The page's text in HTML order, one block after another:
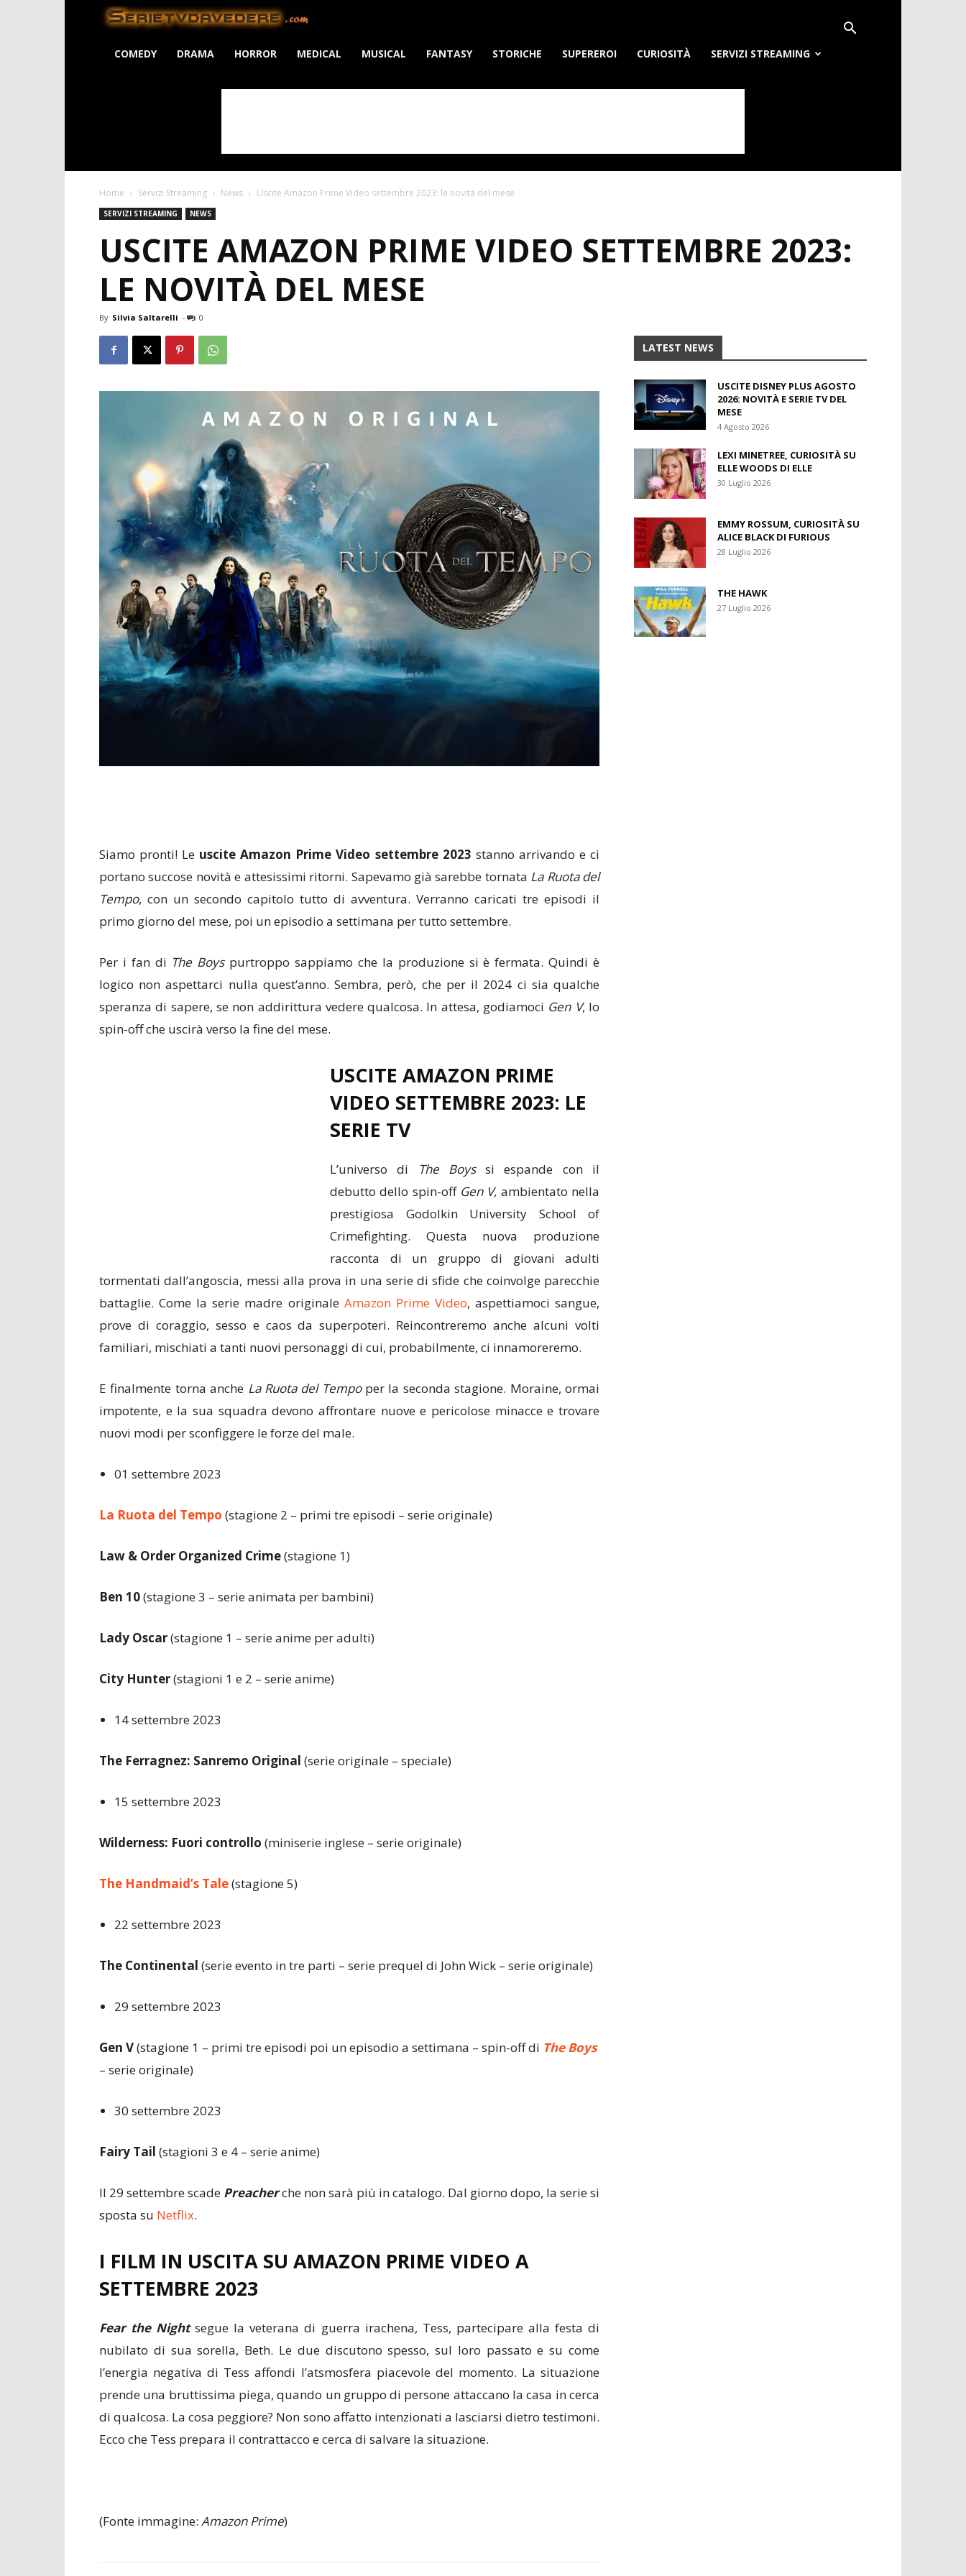
COMEDY DRAMA HORROR MEDICAL MUSICAL FANTASY STORICHE SUPEREROI CURIOSITÀ SERVIZI STREAMING
Home Servizi Streaming News Uscite Amazon Prime Video settembre 2023: le novità del mese
SERVIZI STREAMING NEWS
USCITE AMAZON PRIME VIDEO SETTEMBRE 2023:
LE NOVITÀ DEL MESE
By Silvia Saltarelli - 0
Siamo pronti! Le uscite Amazon Prime Video settembre 2023 stanno arrivando e ci
portano succose novità e attesissimi ritorni. Sapevamo già sarebbe tornata La Ruota del
Tempo, con un secondo capitolo tutto di avventura. Verranno caricati tre episodi il
primo giorno del mese, poi un episodio a settimana per tutto settembre.
Per i fan di The Boyspurtroppo sappiamo che la produzione si è fermata. Quindi è
logico non aspettarci nulla quest’anno. Sembra, però, che per il 2024 ci sia qualche
speranza di sapere, se non addirittura vedere qualcosa. In attesa, godiamoci Gen V, lo
spin-off che uscirà verso la fine del mese.
USCITE AMAZON PRIME
VIDEO SETTEMBRE 2023: LE
SERIE TV
L’universo di The Boyssi espande con il
debutto dello spin-off Gen V, ambientato nella
prestigiosa Godolkin University School of
Crimefighting. Questa nuova produzione
racconta di un gruppo di giovani adulti
tormentati dall’angoscia, messi alla prova in una serie di sfide che coinvolge parecchie
battaglie. Come la serie madre originale Amazon Prime Video, aspettiamoci sangue,
prove di coraggio, sesso e caos da superpoteri. Reincontreremo anche alcuni volti
familiari, mischiati a tanti nuovi personaggi di cui, probabilmente, ci innamoreremo.
E finalmente torna anche La Ruota del Tempoper la seconda stagione. Moraine, ormai
impotente, e la sua squadra devono affrontare nuove e pericolose minacce e trovare
nuovi modi per sconfiggere le forze del male.
01 settembre 2023
La Ruota del Tempo (stagione 2 – primi tre episodi – serie originale)
Law & Order Organized Crime(stagione 1)
Ben 10(stagione 3 – serie animata per bambini)
Lady Oscar(stagione 1 – serie anime per adulti)
City Hunter(stagioni 1 e 2 – serie anime)
14 settembre 2023
The Ferragnez: Sanremo Original (serie originale – speciale)
15 settembre 2023
Wilderness: Fuori controllo (miniserie inglese – serie originale)
The Handmaid’s Tale(stagione 5)
22 settembre 2023
The Continental (serie evento in tre parti – serie prequel di John Wick – serie originale)
29 settembre 2023
Gen V(stagione 1 – primi tre episodi poi un episodio a settimana – spin-off di The Boys
– serie originale)
30 settembre 2023
Fairy Tail (stagioni 3 e 4 – serie anime)
Il 29 settembre scade Preacherche non sarà più in catalogo. Dal giorno dopo, la serie si
sposta su Netflix.
I FILM IN USCITA SU AMAZON PRIME VIDEO A
SETTEMBRE 2023
Fear the Nightsegue la veterana di guerra irachena, Tess, partecipare alla festa di
nubilato di sua sorella, Beth. Le due discutono spesso, sul loro passato e su come
l’energia negativa di Tess affondi l’atsmosfera piacevole del momento. La situazione
prende una bruttissima piega, quando un gruppo di persone attaccano la casa in cerca
di qualcosa. La cosa peggiore? Non sono affatto intenzionati a lasciarsi dietro testimoni.
Ecco che Tess prepara il contrattacco e cerca di salvare la situazione.
(Fonte immagine: Amazon Prime)
LATEST NEWS
USCITE DISNEY PLUS AGOSTO
2026: NOVITÀ E SERIE TV DEL
MESE
4 Agosto 2026
LEXI MINETREE, CURIOSITÀ SU
ELLE WOODS DI ELLE
30 Luglio 2026
EMMY ROSSUM, CURIOSITÀ SU
ALICE BLACK DI FURIOUS
28 Luglio 2026
THE HAWK
27 Luglio 2026